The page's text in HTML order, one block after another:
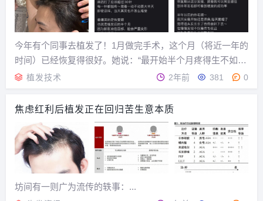
今年有个同事去植发了！1月做完手术，这个月（将近一年的
时间）已经恢复得很好。她说：“最开始半个月疼得生不如
死，前面恢复期还有两个月的炸毛期要一直戴帽子，但全长
好以后果然还是真香了”。...
植发技术 2年前 381 0
焦虑红利后植发正在回归苦生意本质
坊间有一则广为流传的轶事：...